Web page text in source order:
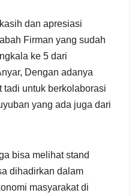
dan apresiasi
Firman yang sudah
ke 5 dari
Dengan adanya
tadi untuk berkolaborasi
yang ada juga dari
bisa melihat stand
dihadirkan dalam
masyarakat di